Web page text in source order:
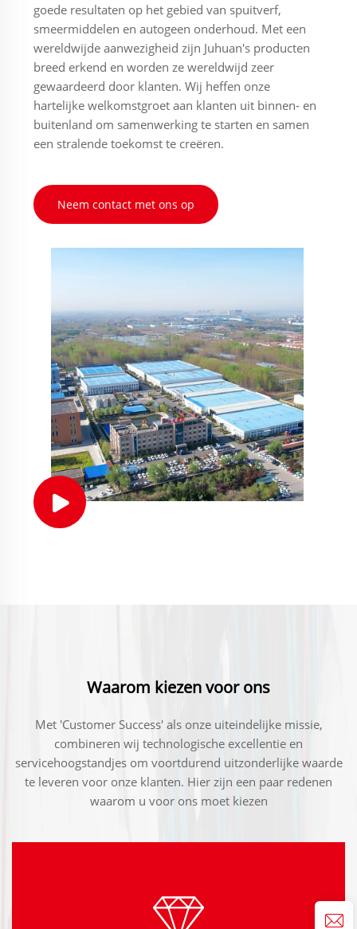
goede resultaten op het gebied van spuitverf,
smeermiddelen en autogeen onderhoud. Met een
wereldwijde aanwezigheid zijn Juhuan's producten
breed erkend en worden ze wereldwijd zeer
gewaardeerd door klanten. Wij heffen onze
hartelijke welkomstgroet aan klanten uit binnen- en
buitenland om samenwerking te starten en samen
een stralende toekomst te creëren.
Neem contact met ons op
Waarom kiezen voor ons
Met 'Customer Success' als onze uiteindelijke missie,
combineren wij technologische excellentie en
servicehoogstandjes om voortdurend uitzonderlijke waarde
te leveren voor onze klanten. Hier zijn een paar redenen
waarom u voor ons moet kiezen